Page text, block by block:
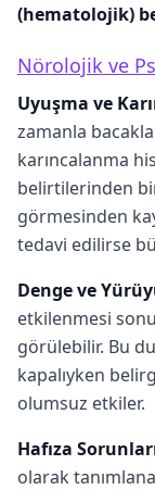
(hematolojik)
Nörolojik ve
Uyuşma ve
zamanla
karıncalanma
belirtilerinden
görmesinden
tedavi edilirse
Denge ve
etkilenmesi
görülebilir. Bu
kapalıyken
olumsuz etkiler.
Hafıza
olarak